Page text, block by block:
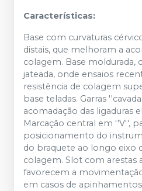
Características:
Base com curvaturas
distais, que melhoram a
colagem. Base moldurada,
jateada, onde ensaios
resistência de colagem
base teladas. Garras
acomadação das ligaduras
Marcação central em ''V'',
posicionamento do
do braquete ao longo eixo
colagem. Slot com arestas
favorecem a
em casos de